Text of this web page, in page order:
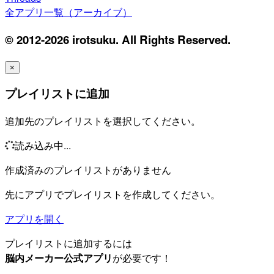
全アプリ一覧（アーカイブ）
© 2012-2026 irotsuku. All Rights Reserved.
×
プレイリストに追加
追加先のプレイリストを選択してください。
読み込み中...
作成済みのプレイリストがありません
先にアプリでプレイリストを作成してください。
アプリを開く
プレイリストに追加するには
脳内メーカー公式アプリが必要です！